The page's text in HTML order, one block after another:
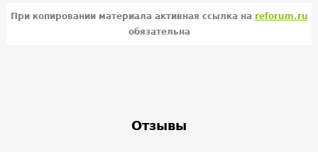
При копировании материала активная ссылка на reforum.ru
обязательна
Отзывы